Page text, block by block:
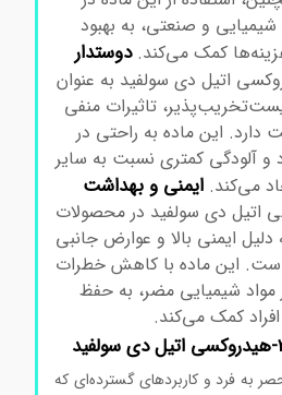
و صنعتی، به بهبود
کمک می‌کند.دوستدار
اتیل دی سولفید به عنوان
تاثیرات منفی
این ماده به راحتی در
کمتری نسبت به سایر
می‌کند.ایمنی و بهداشت
اتیل دی سولفید در محصولات
ایمنی بالا و عوارض جانبی
این ماده با کاهش خطرات
شیمیایی مضر، به حفظ
کمک می‌کند.
به فرد و کاربردهای گسترده‌ای که